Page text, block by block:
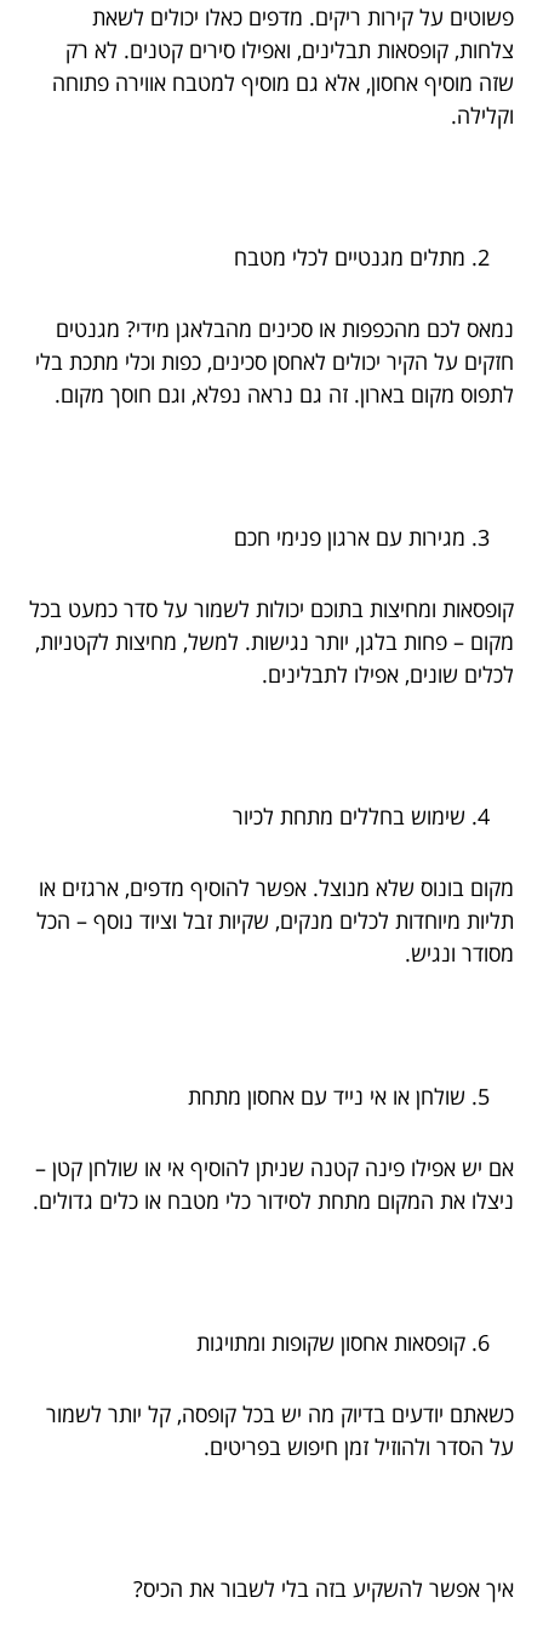
פשוטים על קירות ריקים. מדפים כאלו יכולים לשאת
צלחות, קופסאות תבלינים, ואפילו סירים קטנים. לא רק
שזה מוסיף אחסון, אלא גם מוסיף למטבח אווירה פתוחה
וקלילה.
מתלים מגנטיים לכלי מטבח
נמאס לכם מהכפפות או סכינים מהבלאגן מידי? מגנטים
חזקים על הקיר יכולים לאחסן סכינים, כפות וכלי מתכת בלי
לתפוס מקום בארון. זה גם נראה נפלא, וגם חוסך מקום.
מגירות עם ארגון פנימי חכם
קופסאות ומחיצות בתוכם יכולות לשמור על סדר כמעט בכל
מקום – פחות בלגן, יותר נגישות. למשל, מחיצות לקטניות,
לכלים שונים, אפילו לתבלינים.
שימוש בחללים מתחת לכיור
מקום בונוס שלא מנוצל. אפשר להוסיף מדפים, ארגזים או
תליות מיוחדות לכלים מנקים, שקיות זבל וציוד נוסף – הכל
מסודר ונגיש.
שולחן או אי נייד עם אחסון מתחת
אם יש אפילו פינה קטנה שניתן להוסיף אי או שולחן קטן –
ניצלו את המקום מתחת לסידור כלי מטבח או כלים גדולים.
קופסאות אחסון שקופות ומתויגות
כשאתם יודעים בדיוק מה יש בכל קופסה, קל יותר לשמור
על הסדר ולהוזיל זמן חיפוש בפריטים.
איך אפשר להשקיע בזה בלי לשבור את הכיס?